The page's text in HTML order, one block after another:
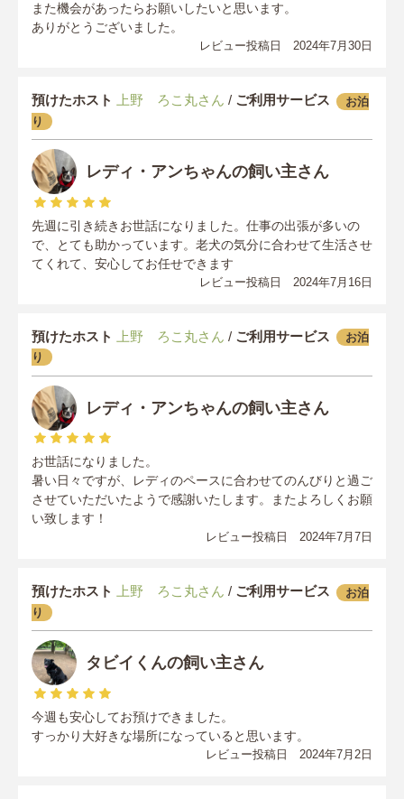
また機会があったらお願いしたいと思います。
ありがとうございました。
レビュー投稿日 2024年7月30日
預けたホスト 上野 ろこ丸さん / ご利用サービス
お泊
り
レディ・アンちゃんの飼い主さん
先週に引き続きお世話になりました。仕事の出張が多いの
で、とても助かっています。老犬の気分に合わせて生活させ
てくれて、安心してお任せできます
レビュー投稿日 2024年7月16日
預けたホスト 上野 ろこ丸さん / ご利用サービス
お泊
り
レディ・アンちゃんの飼い主さん
お世話になりました。
暑い日々ですが、レディのペースに合わせてのんびりと過ご
させていただいたようで感謝いたします。またよろしくお願
い致します！
レビュー投稿日 2024年7月7日
預けたホスト 上野 ろこ丸さん / ご利用サービス
お泊
り
タビイくんの飼い主さん
今週も安心してお預けできました。
すっかり大好きな場所になっていると思います。
レビュー投稿日 2024年7月2日